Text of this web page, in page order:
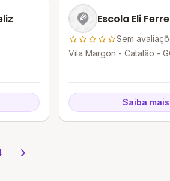
Escola Eli
Sem
Vila Margon - Catalão -
Saiba mais